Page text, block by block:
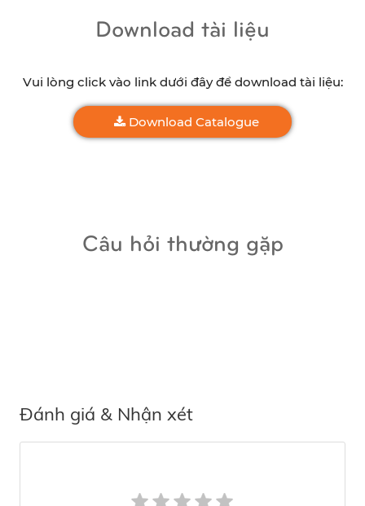
Download tài liệu
Vui lòng click vào link dưới đây để download tài liệu:
Download Catalogue
Câu hỏi thường gặp
Đánh giá & Nhận xét